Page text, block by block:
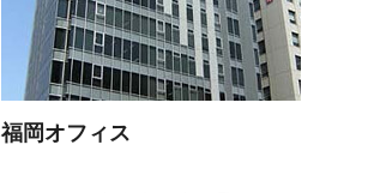
福岡オフィス